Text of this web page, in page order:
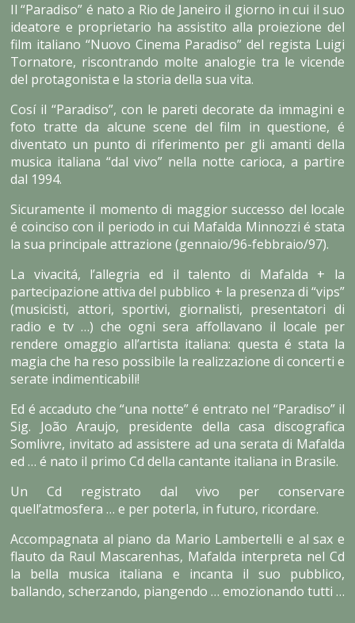
Il “Paradiso” é nato a Rio de Janeiro il giorno in cui il suo
ideatore e proprietario ha assistito alla proiezione del
film italiano “Nuovo Cinema Paradiso” del regista Luigi
Tornatore, riscontrando molte analogie tra le vicende
del protagonista e la storia della sua vita.
Cosí il “Paradiso”, con le pareti decorate da immagini e
foto tratte da alcune scene del film in questione, é
diventato un punto di riferimento per gli amanti della
musica italiana “dal vivo” nella notte carioca, a partire
dal 1994.
Sicuramente il momento di maggior successo del locale
é coinciso con il periodo in cui Mafalda Minnozzi é stata
la sua principale attrazione (gennaio/96-febbraio/97).
La vivacitá, l’allegria ed il talento di Mafalda + la
partecipazione attiva del pubblico + la presenza di “vips”
(musicisti, attori, sportivi, giornalisti, presentatori di
radio e tv …) che ogni sera affollavano il locale per
rendere omaggio all’artista italiana: questa é stata la
magia che ha reso possibile la realizzazione di concerti e
serate indimenticabili!
Ed é accaduto che “una notte” é entrato nel “Paradiso” il
Sig. João Araujo, presidente della casa discografica
Somlivre, invitato ad assistere ad una serata di Mafalda
ed … é nato il primo Cd della cantante italiana in Brasile.
Un Cd registrato dal vivo per conservare
quell’atmosfera … e per poterla, in futuro, ricordare.
Accompagnata al piano da Mario Lambertelli e al sax e
flauto da Raul Mascarenhas, Mafalda interpreta nel Cd
la bella musica italiana e incanta il suo pubblico,
ballando, scherzando, piangendo … emozionando tutti …